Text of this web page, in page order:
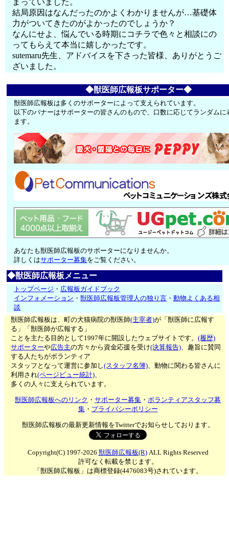
まっていました。
結局原因はなんだったのかよくわかりませんが…基礎体
力がついてきたのがよかったのでしょうか？
なんにせよ、悩んでいる時期にコチラで色々と相談にの
ってもらえて本当に嬉しかったです。
sutemaru先生、アドバイスを下さった皆様、ありがとうご
ざいました。
◆獣医師広報板サポーター◆
獣医師広報板は多くのサポーターによって支えられています。
以下のバナーはサポーターの皆さんのもので、口数に応じてランダムに
ます。
あなたも獣医師広報板のサポーターになりませんか。
詳しくはサポーター募集をご覧ください。
◆獣医師広報板メニュー
トップページ ・ 広報板ガイドブック
インフォメーション ・獣医師広報板管理人の独り言 ・動物よくある相
談
獣医師広報板は、町の犬猫病院の獣医師(主宰者)が「獣医師に広報す
る」「獣医師が広報する」
ことを主たる目的として1997年に開設したウェブサイトです。(履歴)
サポーターや広告主の方々から資金応援を受け(決算報告)、趣旨に賛同
する人たちがボランティア
スタッフとなって運営に参加し(スタッフ名簿)、動物に関わる皆さんに
利用され(ページビュー統計)、
多くの人々に支えられています。
獣医師広報板へのリンク ・サポーター募集 ・ボランティアスタッフ募
集・ プライバシーポリシー
獣医師広報板の最新更新情報をTwitterでお知らせしております。
Copyright(C) 1997-2026 獣医師広報板(R)ALL Rights Reserved
許可なく転載を禁じます。
「獣医師広報板」は商標登録(4476083号)されています。